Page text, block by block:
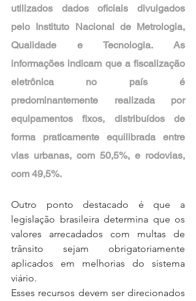
utilizados dados oficiais divulgados
pelo Instituto Nacional de Metrologia,
Qualidade e Tecnologia. As
informações indicam que a fiscalização
eletrônica no país é
predominantemente realizada por
equipamentos fixos, distribuídos de
forma praticamente equilibrada entre
vias urbanas, com 50,5%, e rodovias,
com 49,5%.
Outro ponto destacado é que a
legislação brasileira determina que os
valores arrecadados com multas de
trânsito sejam obrigatoriamente
aplicados em melhorias do sistema
viário.
Esses recursos devem ser direcionados